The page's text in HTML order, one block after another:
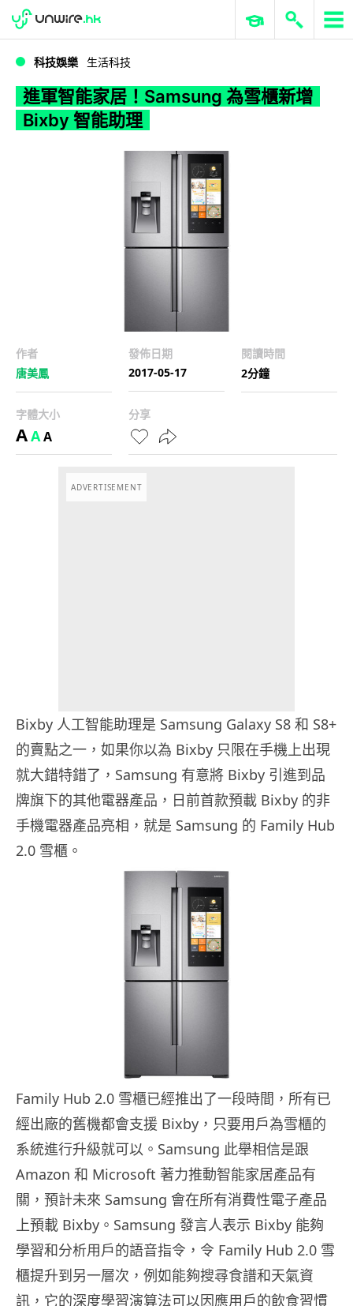
WWDC 2026 ERP 與商業 AI
科技娛樂 生活科技
進軍智能家居！Samsung 為雪櫃新增
Bixby 智能助理
作者
唐美鳳
發佈日期
2017-05-17
閱讀時間
2分鐘
字體大小
AAA
分享
ADVERTISEMENT
Bixby 人工智能助理是 Samsung Galaxy S8 和 S8+
的賣點之一，如果你以為 Bixby 只限在手機上出現
就大錯特錯了，Samsung 有意將 Bixby 引進到品
牌旗下的其他電器產品，日前首款預載 Bixby 的非
手機電器產品亮相，就是 Samsung 的 Family Hub
2.0 雪櫃。
Family Hub 2.0 雪櫃已經推出了一段時間，所有已
經出廠的舊機都會支援 Bixby，只要用戶為雪櫃的
系統進行升級就可以。Samsung 此舉相信是跟
Amazon 和 Microsoft 著力推動智能家居產品有
關，預計未來 Samsung 會在所有消費性電子產品
上預載 Bixby。Samsung 發言人表示 Bixby 能夠
學習和分析用戶的語音指令，令 Family Hub 2.0 雪
櫃提升到另一層次，例如能夠搜尋食譜和天氣資
訊，它的深度學習演算法可以因應用戶的飲食習慣